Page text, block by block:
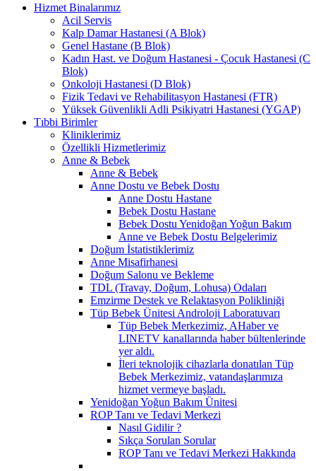
Hizmet Binalarımız
Acil Servis
Kalp Damar Hastanesi (A Blok)
Genel Hastane (B Blok)
Kadın Hast. ve Doğum Hastanesi - Çocuk Hastanesi (C
Blok)
Onkoloji Hastanesi (D Blok)
Fizik Tedavi ve Rehabilitasyon Hastanesi (FTR)
Yüksek Güvenlikli Adli Psikiyatri Hastanesi (YGAP)
Tıbbi Birimler
Kliniklerimiz
Özellikli Hizmetlerimiz
Anne & Bebek
Anne & Bebek
Anne Dostu ve Bebek Dostu
Anne Dostu Hastane
Bebek Dostu Hastane
Bebek Dostu Yenidoğan Yoğun Bakım
Anne ve Bebek Dostu Belgelerimiz
Doğum İstatistiklerimiz
Anne Misafirhanesi
Doğum Salonu ve Bekleme
TDL (Travay, Doğum, Lohusa) Odaları
Emzirme Destek ve Relaktasyon Polikliniği
Tüp Bebek Ünitesi Androloji Laboratuvarı
Tüp Bebek Merkezimiz, AHaber ve
LINETV kanallarında haber bültenlerinde
yer aldı.
İleri teknolojik cihazlarla donatılan Tüp
Bebek Merkezimiz, vatandaşlarımıza
hizmet vermeye başladı.
Yenidoğan Yoğun Bakım Ünitesi
ROP Tanı ve Tedavi Merkezi
Nasıl Gidilir ?
Sıkça Sorulan Sorular
ROP Tanı ve Tedavi Merkezi Hakkında